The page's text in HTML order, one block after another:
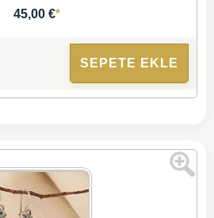
45,00 €*
SEPETE EKLE